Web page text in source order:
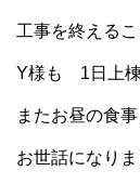
工事を終えるこ
Y様も 1日上棟
またお昼の食
お世話になりま